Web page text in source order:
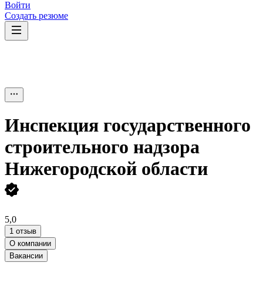
Войти
Создать резюме
Инспекция государственного
строительного надзора
Нижегородской области
5,0
1 отзыв
О компании
Вакансии